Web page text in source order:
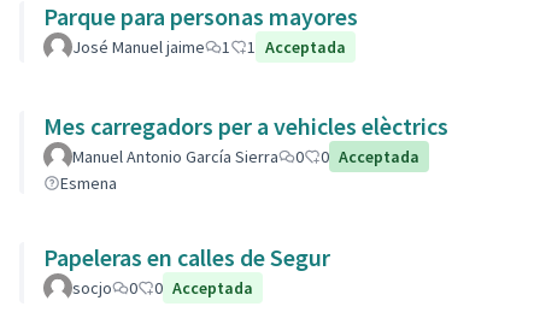
Parque para personas mayores
José Manuel jaime 1 1 Acceptada
Mes carregadors per a vehicles elèctrics
Manuel Antonio García Sierra 0 0 Acceptada
Esmena
Papeleras en calles de Segur
socjo 0 0 Acceptada